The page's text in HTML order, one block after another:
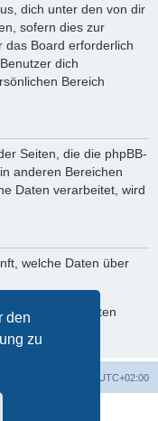
den
zu
dich unter den von dir
sofern dies zur
das Board erforderlich
dich
Bereich
Seiten, die die phpBB-
anderen Bereichen
Daten verarbeitet, wird
welche Daten über
deiner Daten
UTC+02:00
phpBB Limited